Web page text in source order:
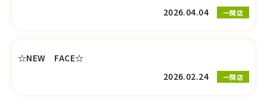
2026.04.04
一関店
☆NEW FACE☆
2026.02.24
一関店